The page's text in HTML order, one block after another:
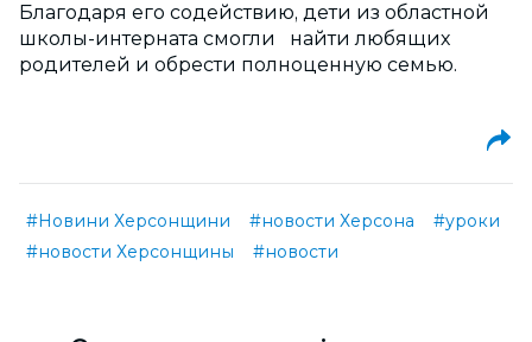
Благодаря его содействию, дети из областной
школы-интерната смогли найти любящих
родителей и обрести полноценную семью.
#Новини Херсонщини #новости Херсона
#уроки
#новости Херсонщины
#новости